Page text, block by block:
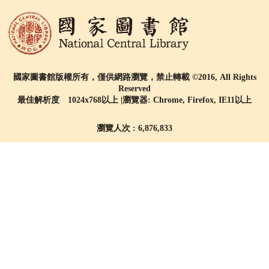
國家圖書館版權所有，僅供網路瀏覽，禁止轉載 ©2016, All Rights
Reserved
最佳解析度 1024x768以上 |瀏覽器: Chrome, Firefox, IE11以上
瀏覽人次 : 6,876,833